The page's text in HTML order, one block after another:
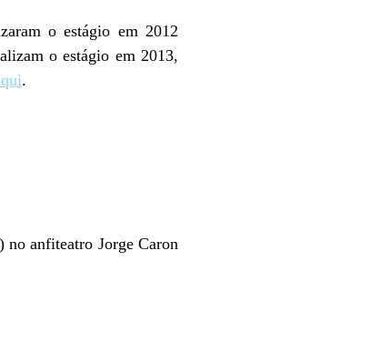
o estágio em 2012
o estágio em 2013,
.
no anfiteatro Jorge Caron